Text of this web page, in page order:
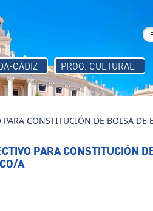
CÁDIZ PROG. CULTURAL
CONSTITUCIÓN DE BOLSA DE
PARA CONSTITUCIÓN
A